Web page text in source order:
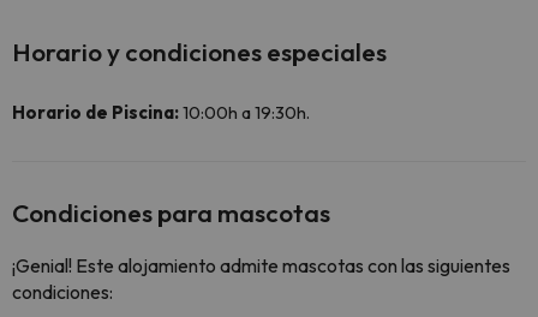
Horario y condiciones especiales
Horario de Piscina:10:00h a 19:30h.
Condiciones para mascotas
¡Genial! Este alojamiento admite mascotas con las siguientes
condiciones: